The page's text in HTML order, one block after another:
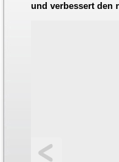
und verbessert den